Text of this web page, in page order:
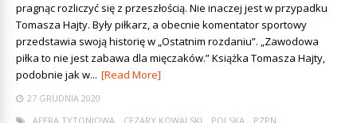
pragnąc rozliczyć się z przeszłością. Nie inaczej jest w przypadku
Tomasza Hajty. Były piłkarz, a obecnie komentator sportowy
przedstawia swoją historię w „Ostatnim rozdaniu”. „Zawodowa
piłka to nie jest zabawa dla mięczaków.” Książka Tomasza Hajty,
podobnie jak w... [Read More]
27 GRUDNIA 2020
AFERA TYTONIOWA
CEZARY KOWALSKI POLSKA
PZPN